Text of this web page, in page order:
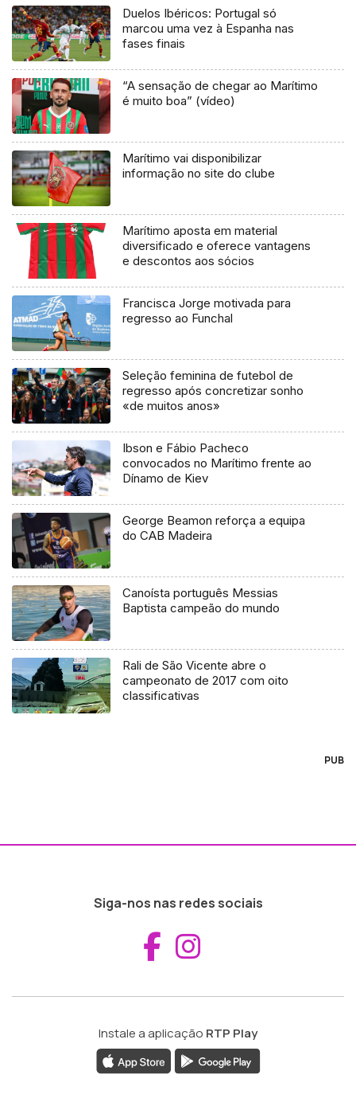
Duelos Ibéricos: Portugal só
marcou uma vez à Espanha nas
fases finais
“A sensação de chegar ao Marítimo
é muito boa” (vídeo)
Marítimo vai disponibilizar
informação no site do clube
Marítimo aposta em material
diversificado e oferece vantagens
e descontos aos sócios
Francisca Jorge motivada para
regresso ao Funchal
Seleção feminina de futebol de
regresso após concretizar sonho
«de muitos anos»
Ibson e Fábio Pacheco
convocados no Marítimo frente ao
Dínamo de Kiev
George Beamon reforça a equipa
do CAB Madeira
Canoísta português Messias
Baptista campeão do mundo
Rali de São Vicente abre o
campeonato de 2017 com oito
classificativas
PUB
Siga-nos nas redes sociais
Aceder ao
Instale a aplicação RTP Play